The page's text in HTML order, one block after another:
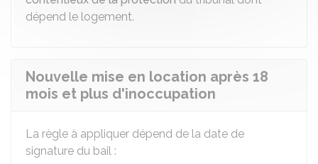
dépend le logement.
Nouvelle mise en location après 18
mois et plus d'inoccupation
La règle à appliquer dépend de la date de
signature du bail :